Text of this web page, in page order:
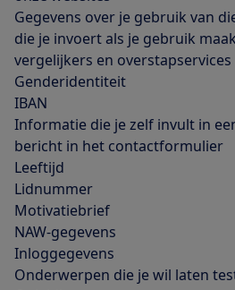
Gegevens over je gebruik van
die je invoert als je gebruik
vergelijkers en overstapservices
Genderidentiteit
IBAN
Informatie die je zelf invult in
bericht in het contactformulier
Leeftijd
Lidnummer
Motivatiebrief
NAW-gegevens
Inloggegevens
Onderwerpen die je wil laten